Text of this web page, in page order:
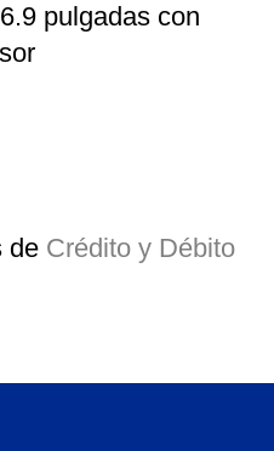
pulgadas con
de Crédito y Débito